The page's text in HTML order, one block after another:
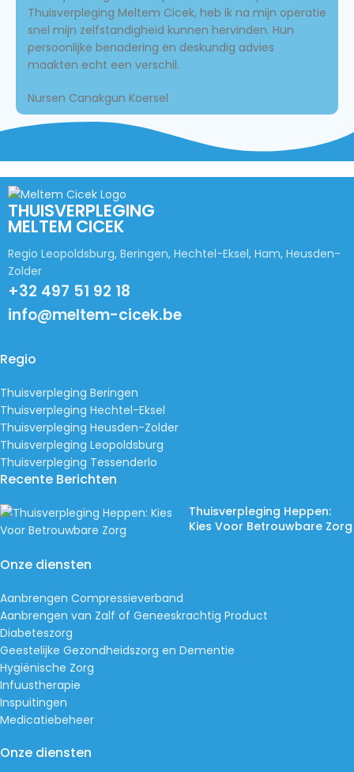
Thuisverpleging Meltem Cicek, heb ik na mijn operatie
snel mijn zelfstandigheid kunnen hervinden. Hun
persoonlijke benadering en deskundig advies
maakten echt een verschil.
Nursen Canakgun Koersel
THUISVERPLEGING
MELTEM CICEK
Regio Leopoldsburg, Beringen, Hechtel-Eksel, Ham, Heusden-
Zolder
+32 497 51 92 18
info@meltem-cicek.be
Regio
Thuisverpleging Beringen
Thuisverpleging Hechtel-Eksel
Thuisverpleging Heusden-Zolder
Thuisverpleging Leopoldsburg
Thuisverpleging Tessenderlo
Recente Berichten
Thuisverpleging Heppen:
Kies Voor Betrouwbare Zorg
Onze diensten
Aanbrengen Compressieverband
Aanbrengen van Zalf of Geneeskrachtig Product
Diabeteszorg
Geestelijke Gezondheidszorg en Dementie
Hygiënische Zorg
Infuustherapie
Inspuitingen
Medicatiebeheer
Onze diensten